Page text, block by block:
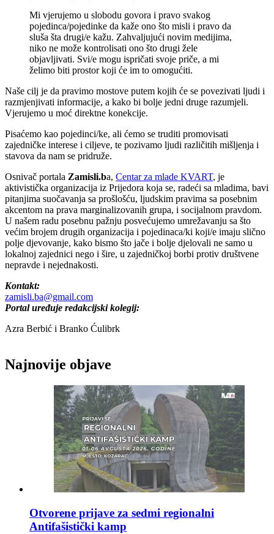
Mi vjerujemo u slobodu govora i pravo svakog
pojedinca/pojedinke da kaže ono što misli i pravo da
sluša šta drugi/e kažu. Zahvaljujući novim medijima,
niko ne može kontrolisati ono što drugi žele
objavljivati. Svi/e mogu ispričati svoje priče, a mi
želimo biti prostor koji će im to omogućiti.
Naše cilj je da pravimo mostove putem kojih će se povezivati ljudi i
razmjenjivati informacije, a kako bi bolje jedni druge razumjeli.
Vjerujemo u moć direktne konekcije.
Pisaćemo kao pojedinci/ke, ali ćemo se truditi promovisati
zajedničke interese i ciljeve, te pozivamo ljudi različitih mišljenja i
stavova da nam se pridruže.
Osnivač portala Zamisli.ba, Centar za mlade KVART, je
aktivistička organizacija iz Prijedora koja se, radeći sa mladima, bavi
pitanjima suočavanja sa prošlošću, ljudskim pravima sa posebnim
akcentom na prava marginalizovanih grupa, i socijalnom pravdom.
U našem radu posebnu pažnju posvećujemo umrežavanju sa što
većim brojem drugih organizacija i pojedinaca/ki koji/e imaju slično
polje djevovanje, kako bismo što jače i bolje djelovali ne samo u
lokalnoj zajednici nego i šire, u zajedničkoj borbi protiv društvene
nepravde i nejednakosti.
Kontakt:
zamisli.ba@gmail.com
Portal uređuje redakcijski kolegij:
Azra Berbić i Branko Ćulibrk
Najnovije objave
Otvorene prijave za sedmi regionalni
Antifašistički kamp